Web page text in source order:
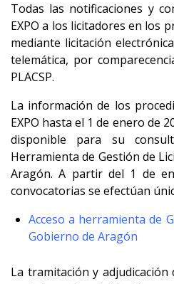
Todas las notificaciones y
EXPO a los licitadores en los
mediante licitación
telemática, por
PLACSP.
La información de los
EXPO hasta el 1 de enero de
disponible para su
Herramienta de Gestión de
Aragón. A partir del 1 de
convocatorias se efectúan
Acceso a herramienta de
Gobierno de Aragón
La tramitación y